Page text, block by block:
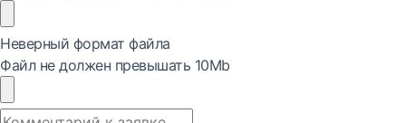
Неверный формат файла
Файл не должен превышать 10Mb